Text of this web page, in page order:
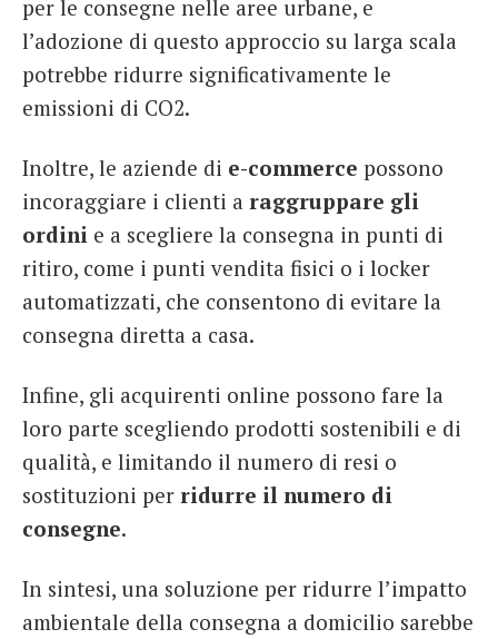
per le consegne nelle aree urbane, e
l’adozione di questo approccio su larga scala
potrebbe ridurre significativamente le
emissioni di CO2.
Inoltre, le aziende di e-commerce possono
incoraggiare i clienti a raggruppare gli
ordini e a scegliere la consegna in punti di
ritiro, come i punti vendita fisici o i locker
automatizzati, che consentono di evitare la
consegna diretta a casa.
Infine, gli acquirenti online possono fare la
loro parte scegliendo prodotti sostenibili e di
qualità, e limitando il numero di resi o
sostituzioni per ridurre il numero di
consegne.
In sintesi, una soluzione per ridurre l’impatto
ambientale della consegna a domicilio sarebbe